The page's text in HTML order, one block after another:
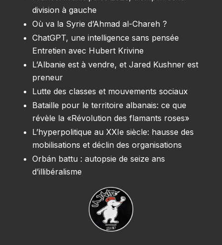
division à gauche
Où va la Syrie d’Ahmad al-Chareh ?
ChatGPT, une intelligence sans pensée
Entretien avec Hubert Krivine
L’Albanie est à vendre, et Jared Kushner est
preneur
Lutte des classes et mouvements sociaux
Bataille pour le territoire albanais: ce que
révèle la «Révolution des flamants roses»
L’hyperpolitique au XXIe siècle: hausse des
mobilisations et déclin des organisations
Orbán battu : autopsie de seize ans
d’illibéralisme